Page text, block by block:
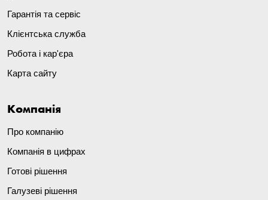
Гарантія та сервіс
Клієнтська служба
Робота і кар'єра
Карта сайту
Компанія
Про компанію
Компанія в цифрах
Готові рішення
Галузеві рішення